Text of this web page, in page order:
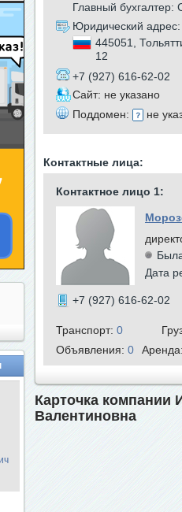
Главный
Юридический адрес:
445051,
12
+7 (927) 616-62-02
Сайт: не указано
Поддомен:
не
Контактные лица:
Контактное лицо 1:
Дата
+7 (927) 616-62-02
Транспорт: 0
Объявления: 0
Карточка
Валентиновна